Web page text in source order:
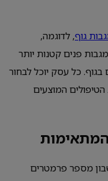
גוף, לדוגמה,
פנים קטנות יותר
בגוף. כל עסק יוכל לבחור
המוצעים
מספר פרמטרים